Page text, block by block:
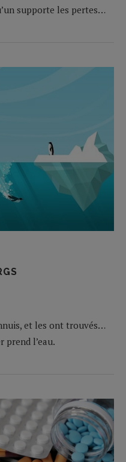
supporte les pertes…
et les ont trouvés…
prend l’eau.